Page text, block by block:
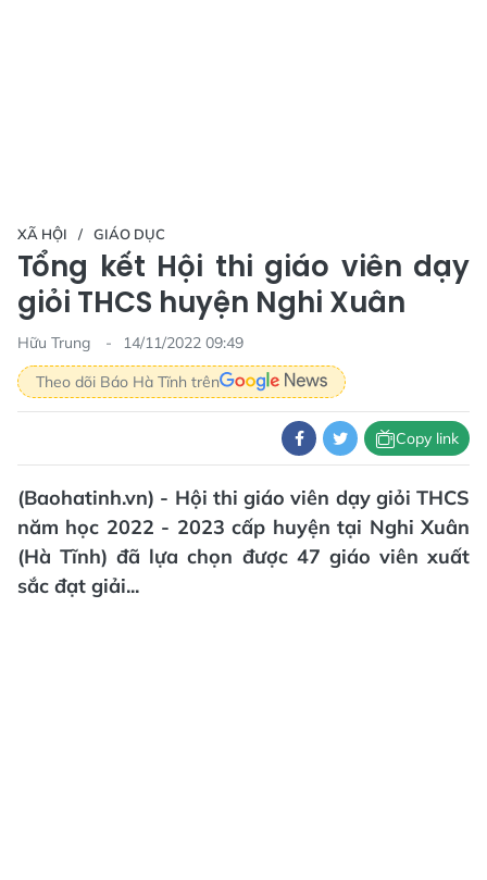
XÃ HỘI GIÁO DỤC
Tổng kết Hội thi giáo viên dạy
giỏi THCS huyện Nghi Xuân
Hữu Trung
14/11/2022 09:49
Theo dõi Báo Hà Tĩnh trên
Copy link
(Baohatinh.vn) - Hội thi giáo viên dạy giỏi THCS
năm học 2022 - 2023 cấp huyện tại Nghi Xuân
(Hà Tĩnh) đã lựa chọn được 47 giáo viên xuất
sắc đạt giải...